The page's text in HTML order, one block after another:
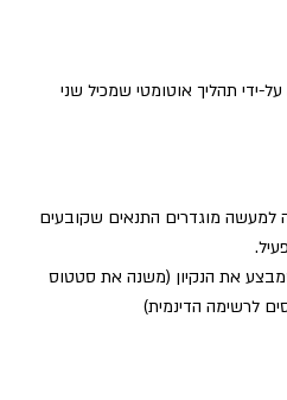
על-ידי תהליך אוטומטי שמכיל שני
למעשה מוגדרים התנאים שקובעים
את הנקיון (משנה את סטטוס
לרשימה הדינמית)